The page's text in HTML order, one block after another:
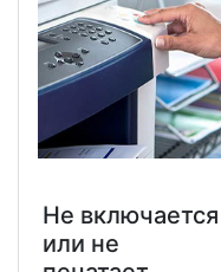
Не включается
или не